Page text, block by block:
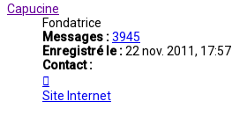
Capucine
Fondatrice
Messages :3945
Enregistré le :22 nov. 2011, 17:57
Contact :
Capucine
Site Internet